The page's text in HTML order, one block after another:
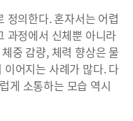
정의한다. 혼자서는 어렵
과정에서 신체뿐 아니라
중 감량, 체력 향상은 물
어지는 사례가 많다. 다
게 소통하는 모습 역시